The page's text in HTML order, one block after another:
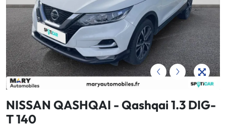
‹ ›
NISSAN QASHQAI - Qashqai 1.3 DIG-
T 140